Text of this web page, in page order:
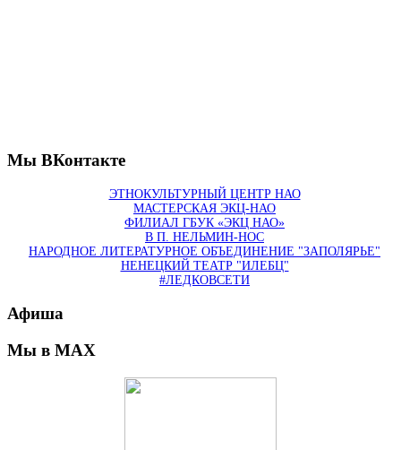
Мы ВКонтакте
ЭТНОКУЛЬТУРНЫЙ ЦЕНТР НАО
МАСТЕРСКАЯ ЭКЦ-НАО
ФИЛИАЛ ГБУК «ЭКЦ НАО»
В П. НЕЛЬМИН-НОС
НАРОДНОЕ ЛИТЕРАТУРНОЕ ОБЪЕДИНЕНИЕ "ЗАПОЛЯРЬЕ"
НЕНЕЦКИЙ ТЕАТР "ИЛЕБЦ"
#ЛЕДКОВСЕТИ
Афиша
Мы в MAX